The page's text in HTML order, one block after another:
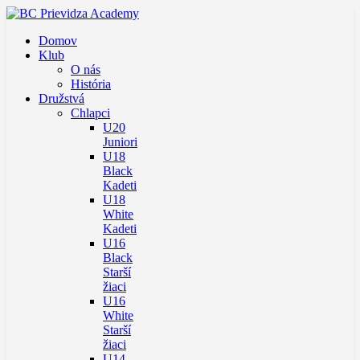
Domov
Klub
O nás
História
Družstvá
Chlapci
U20
Juniori
U18
Black
Kadeti
U18
White
Kadeti
U16
Black
Starší
žiaci
U16
White
Starší
žiaci